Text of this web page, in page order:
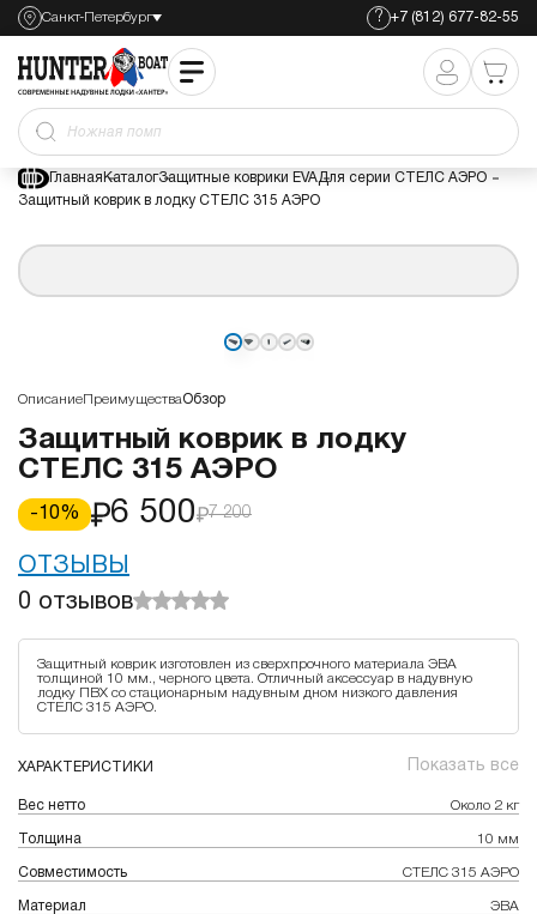
Санкт-Петербург ? +7 (812) 677-82-55
Ножная
Защитный коврик в лодку СТЕЛС 315 АЭРО
7 200
Главная КаталогЗащитные коврики EVAДля серии СТЕЛС АЭРО
Защитный коврик в лодку СТЕЛС 315 АЭРО
ОписаниеПреимуществаОбзор
Защитный коврик в лодку
СТЕЛС 315 АЭРО
-10% 6 500 7 200
ОТЗЫВЫ
0 отзывов
Защитный коврик изготовлен из сверхпрочного материала ЭВА
толщиной 10 мм., черного цвета. Отличный аксессуар в надувную
лодку ПВХ со стационарным надувным дном низкого давления
СТЕЛС 315 АЭРО.
ХАРАКТЕРИСТИКИ Показать все
Вес нетто Около 2 кг
Толщина 10 мм
Совместимость СТЕЛС 315 АЭРО
Материал ЭВА